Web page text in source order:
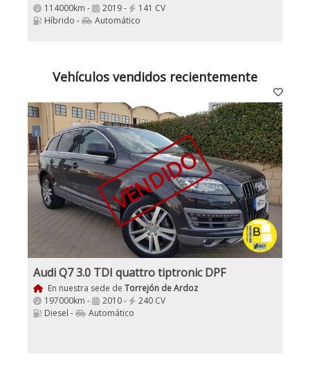
114000km - 2019 -
141 CV
Híbrido -
Automático
Vehículos vendidos recientemente
VENDIDO
Audi Q7 3.0 TDI quattro tiptronic DPF
En nuestra sede de Torrejón de Ardoz
197000km -
2010 -
240 CV
Diesel -
Automático